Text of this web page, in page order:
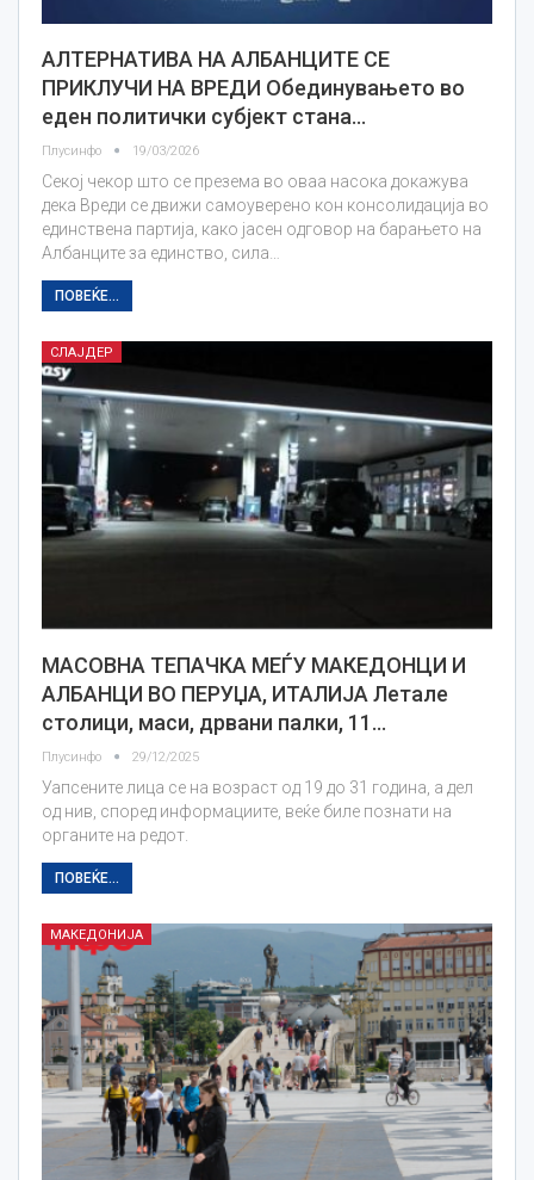
АЛТЕРНАТИВА НА АЛБАНЦИТЕ СЕ
ПРИКЛУЧИ НА ВРЕДИ Обединувањето во
еден политички субјект стана…
Плусинфо 19/03/2026
Секој чекор што се презема во оваа насока докажува
дека Вреди се движи самоуверено кон консолидација во
единствена партија, како јасен одговор на барањето на
Албанците за единство, сила…
ПОВЕЌЕ...
СЛАЈДЕР
МАСОВНА ТЕПАЧКА МЕЃУ МАКЕДОНЦИ И
АЛБАНЦИ ВО ПЕРУЏА, ИТАЛИЈА Летале
столици, маси, дрвани палки, 11…
Плусинфо 29/12/2025
Уапсените лица се на возраст од 19 до 31 година, а дел
од нив, според информациите, веќе биле познати на
органите на редот.
ПОВЕЌЕ...
МАКЕДОНИЈА